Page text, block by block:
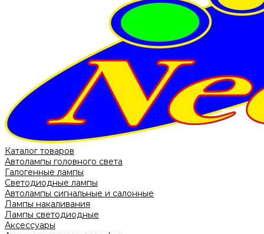
Каталог товаров
Автолампы головного света
Галогенные лампы
Светодиодные лампы
Автолампы сигнальные и салонные
Лампы накаливания
Лампы светодиодные
Аксессуары